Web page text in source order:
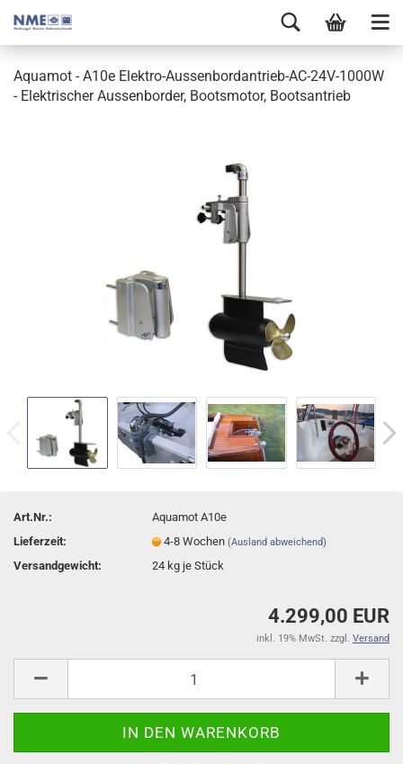
Aquamot - A10e Elektro-Aussenbordantrieb-AC-24V-1000W
- Elektrischer Aussenborder, Bootsmotor, Bootsantrieb
Art.Nr.:
Aquamot A10e
Lieferzeit:
4-8 Wochen(Ausland abweichend)
Versandgewicht: 24 kg je Stück
4.299,00 EUR
inkl. 19% MwSt. zzgl. Versand